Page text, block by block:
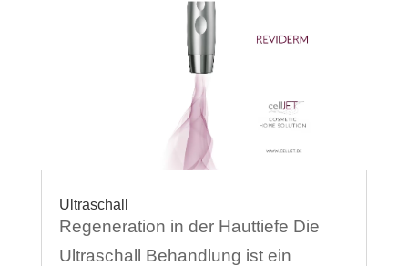
Ultraschall
Regeneration in der Hauttiefe Die
Ultraschall Behandlung ist ein